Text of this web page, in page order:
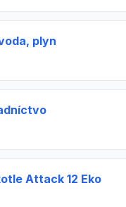
plyn
Attack 12 Eko